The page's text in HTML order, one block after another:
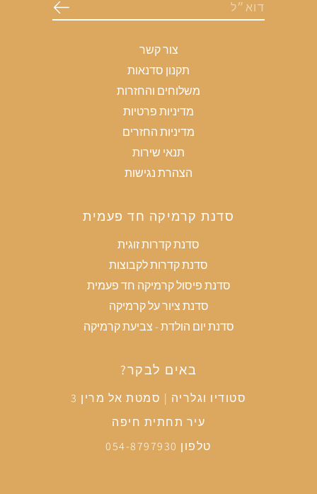
צור קשר
תקנון סדנאות
משלוחים והחזרות
מדיניות פרטיות
מדיניות החזרים
תנאי שירות
הצהרת נגישות
סדנת קרמיקה חד פעמית
סדנת קדרות זוגית
סדנת קדרות לקבוצות
סדנת פיסול קרמיקה חד פעמית
סדנת ציור על קרמיקה
סדנת יום הולדת - צביעת קרמיקה
באים לבקר?
סטודיו וגלריה | סמטת אל מרין 3
עיר תחתית חיפה
טלפון 054-8797930